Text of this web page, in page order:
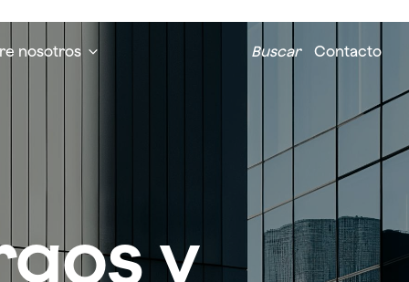
nosotros Buscar Contacto
y